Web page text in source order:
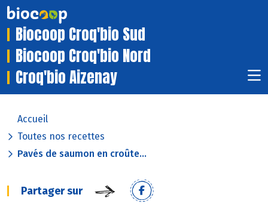
Biocoop Croq'bio Sud
Biocoop Croq'bio Nord
Croq'bio Aizenay
Accueil
Toutes nos recettes
Pavés de saumon en croûte...
Partager sur